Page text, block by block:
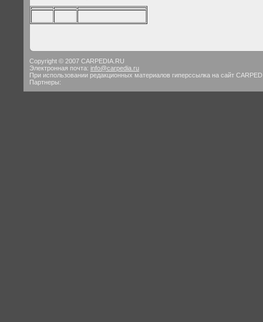
Copyright © 2007 CARPEDIA.RU
Электронная почта: info@carpedia.ru
При использовании редакционных материалов гиперссылка на сайт
Партнеры: